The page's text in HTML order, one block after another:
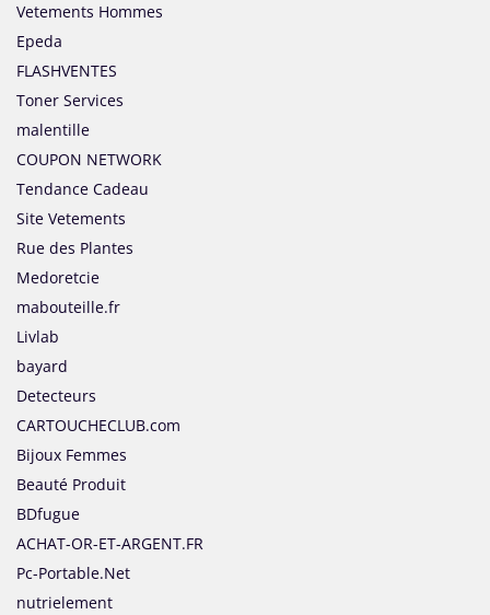
Vetements Hommes
Epeda
FLASHVENTES
Toner Services
malentille
COUPON NETWORK
Tendance Cadeau
Site Vetements
Rue des Plantes
Medoretcie
mabouteille.fr
Livlab
bayard
Detecteurs
CARTOUCHECLUB.com
Bijoux Femmes
Beauté Produit
BDfugue
ACHAT-OR-ET-ARGENT.FR
Pc-Portable.Net
nutrielement